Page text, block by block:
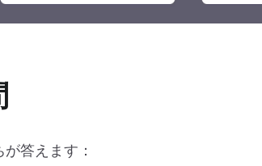
答えます：